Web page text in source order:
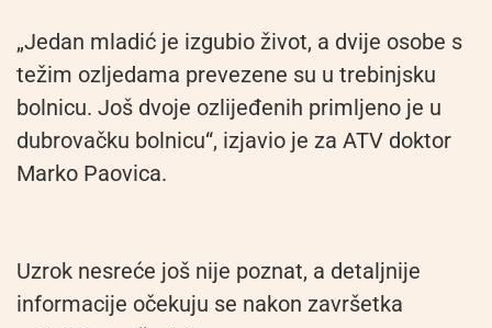
„Jedan mladić je izgubio život, a dvije osobe s
težim ozljedama prevezene su u trebinjsku
bolnicu. Još dvoje ozlijeđenih primljeno je u
dubrovačku bolnicu“, izjavio je za ATV doktor
Marko Paovica.
Uzrok nesreće još nije poznat, a detaljnije
informacije očekuju se nakon završetka